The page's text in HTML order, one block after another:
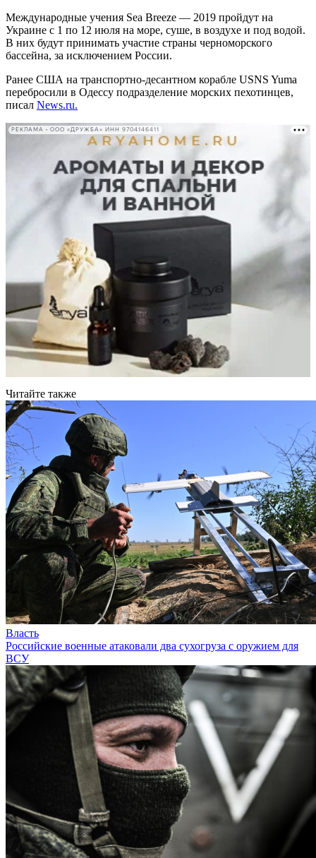
Международные учения Sea Breeze — 2019 пройдут на
Украине с 1 по 12 июля на море, суше, в воздухе и под водой.
В них будут принимать участие страны черноморского
бассейна, за исключением России.
Ранее США на транспортно-десантном корабле USNS Yuma
перебросили в Одессу подразделение морских пехотинцев,
писал News.ru.
РЕКЛАМА • ООО «ДРУЖБА» ИНН 9704146411
Читайте также
Власть
Российские военные атаковали два сухогруза с оружием для
ВСУ